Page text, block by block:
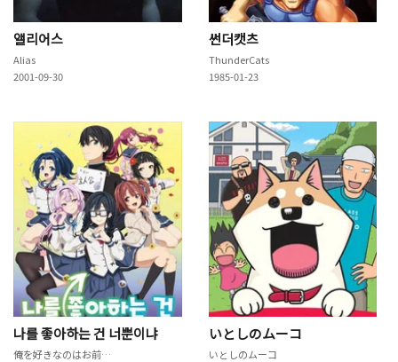
앨리어스
Alias
2001-09-30
썬더캣츠
ThunderCats
1985-01-23
나를 좋아하는 건 너뿐이냐
俺を好きなのはお前だけかよ
いとしのムーコ
いとしのムーコ